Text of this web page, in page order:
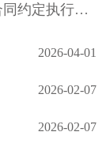
约定执行。
2026-04-01
2026-02-07
2026-02-07